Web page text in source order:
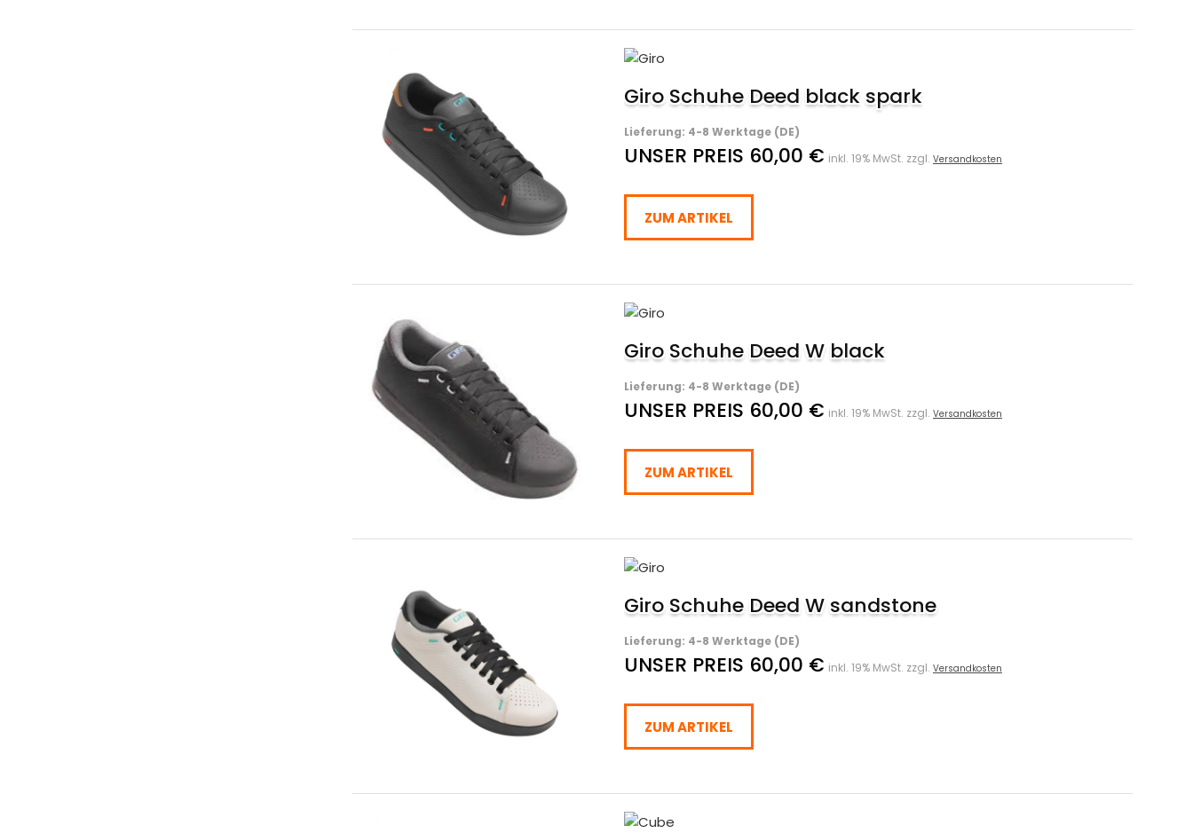
Giro Schuhe Deed black spark
Lieferung: 4-8 Werktage (DE)
UNSER PREIS 60,00 € inkl. 19% MwSt. zzgl. Versandkosten
ZUM ARTIKEL
Giro Schuhe Deed W black
Lieferung: 4-8 Werktage (DE)
UNSER PREIS 60,00 € inkl. 19% MwSt. zzgl. Versandkosten
ZUM ARTIKEL
Giro Schuhe Deed W sandstone
Lieferung: 4-8 Werktage (DE)
UNSER PREIS 60,00 € inkl. 19% MwSt. zzgl. Versandkosten
ZUM ARTIKEL